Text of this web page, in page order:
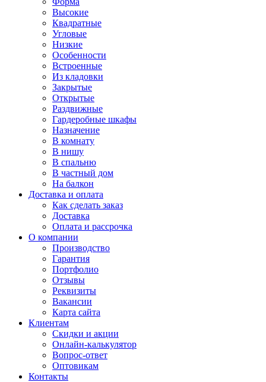
Высокие
Квадратные
Угловые
Низкие
Особенности
Встроенные
Из кладовки
Закрытые
Открытые
Раздвижные
Гардеробные шкафы
Назначение
В комнату
В нишу
В спальню
В частный дом
На балкон
Доставка и оплата
Как сделать заказ
Доставка
Оплата и рассрочка
О компании
Производство
Гарантия
Портфолио
Отзывы
Реквизиты
Вакансии
Карта сайта
Клиентам
Скидки и акции
Онлайн-калькулятор
Вопрос-ответ
Оптовикам
Контакты